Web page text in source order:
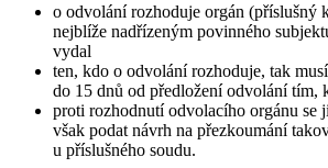
o odvolání rozhoduje orgán (příslušný
nejblíže nadřízeným povinného
vydal
ten, kdo o odvolání rozhoduje, tak
do 15 dnů od předložení odvolání tím,
proti rozhodnutí odvolacího orgánu se
však podat návrh na přezkoumání
u příslušného soudu.